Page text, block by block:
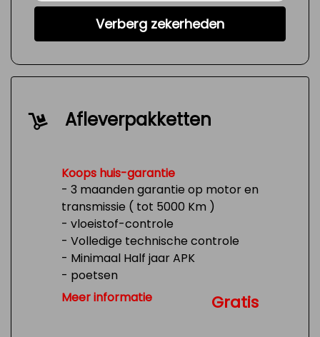
Verberg zekerheden
Afleverpakketten
Koops huis-garantie
- 3 maanden garantie op motor en
transmissie ( tot 5000 Km )
- vloeistof-controle
- Volledige technische controle
- Minimaal Half jaar APK
- poetsen
- Tank 1/4 vol
Meer informatie Gratis